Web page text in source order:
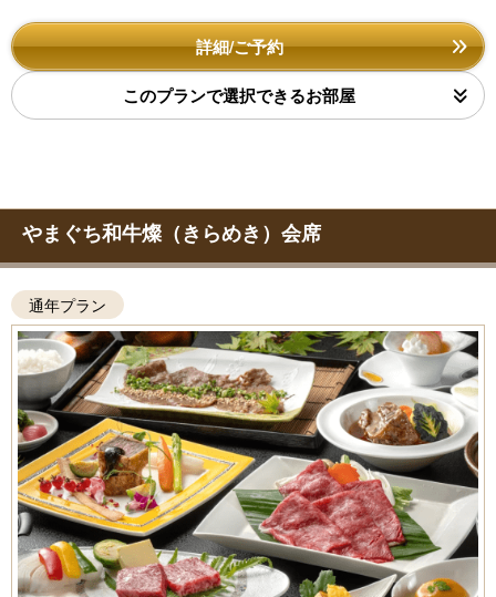
詳細/ご予約
このプランで選択できるお部屋
やまぐち和牛燦（きらめき）会席
通年プラン